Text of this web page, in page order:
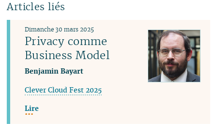
Articles liés
Privacy comme
Business Model
Dimanche 30 mars 2025
Benjamin Bayart
Clever Cloud Fest 2025
Lire